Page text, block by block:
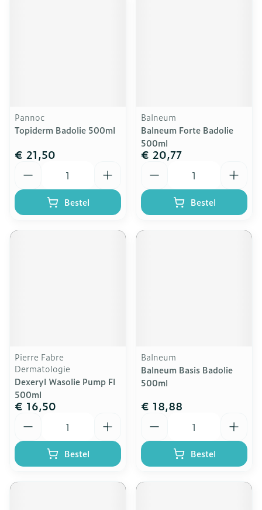
Pannoc
Topiderm Badolie 500ml
€ 21,50
Bestel
Balneum
Balneum Forte Badolie
500ml
€ 20,77
Bestel
Pierre Fabre
Dermatologie
Dexeryl Wasolie Pump Fl
500ml
€ 16,50
Bestel
Balneum
Balneum Basis Badolie
500ml
€ 18,88
Bestel